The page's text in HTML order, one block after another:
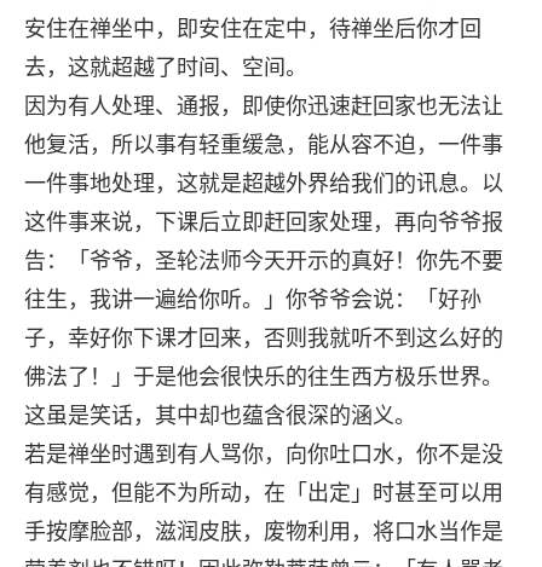
安住在禅坐中，即安住在定中，待禅坐后你才回
去，这就超越了时间、空间。
因为有人处理、通报，即使你迅速赶回家也无法让
他复活，所以事有轻重缓急，能从容不迫，一件事
一件事地处理，这就是超越外界给我们的讯息。以
这件事来说，下课后立即赶回家处理，再向爷爷报
告：「爷爷，圣轮法师今天开示的真好！你先不要
往生，我讲一遍给你听。」你爷爷会说：「好孙
子，幸好你下课才回来，否则我就听不到这么好的
佛法了！」于是他会很快乐的往生西方极乐世界。
这虽是笑话，其中却也蕴含很深的涵义。
若是禅坐时遇到有人骂你，向你吐口水，你不是没
有感觉，但能不为所动，在「出定」时甚至可以用
手按摩脸部，滋润皮肤，废物利用，将口水当作是